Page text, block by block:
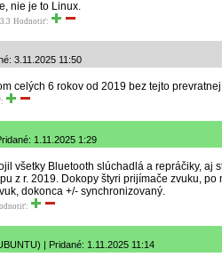
nie je to Linux.
Hodnotiť:
3.11.2025 11:50
celých 6 rokov od 2019 bez tejto
1.11.2025 1:29
všetky Bluetooth slúchadlá a repráčiky, aj
z r. 2019. Dokopy štyri prijímače zvuku,
dokonca +/- synchronizovaný.
| Pridané: 1.11.2025 11:14